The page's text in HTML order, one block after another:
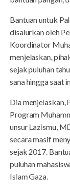
Bantuan untuk
disalurkan oleh
Koordinator
menjelaskan,
sejak puluhan
sana hingga saat
Dia menjelaskan,
Program
unsur Lazismu,
secara masif
sejak 2017.
puluhan
Islam Gaza.